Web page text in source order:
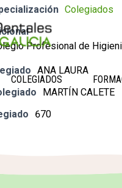
COLEGIADOS
Colegiados
Profesional de
ANA LAURA
MARTÍN CALETE
670